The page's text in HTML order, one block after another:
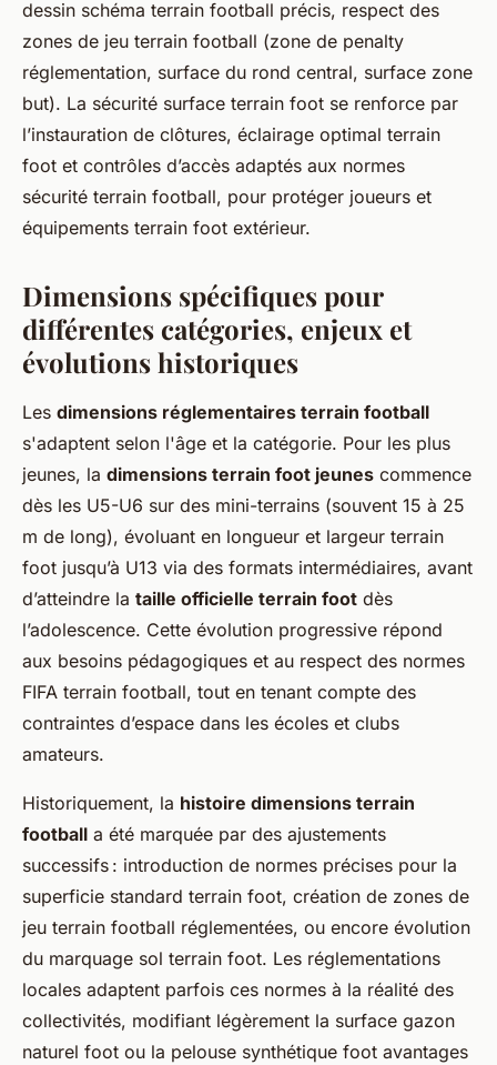
dessin schéma terrain football précis, respect des
zones de jeu terrain football (zone de penalty
réglementation, surface du rond central, surface zone
but). La sécurité surface terrain foot se renforce par
l’instauration de clôtures, éclairage optimal terrain
foot et contrôles d’accès adaptés aux normes
sécurité terrain football, pour protéger joueurs et
équipements terrain foot extérieur.
Dimensions spécifiques pour
différentes catégories, enjeux et
évolutions historiques
Les dimensions réglementaires terrain football
s'adaptent selon l'âge et la catégorie. Pour les plus
jeunes, la dimensions terrain foot jeunes commence
dès les U5-U6 sur des mini-terrains (souvent 15 à 25
m de long), évoluant en longueur et largeur terrain
foot jusqu’à U13 via des formats intermédiaires, avant
d’atteindre la taille officielle terrain foot dès
l’adolescence. Cette évolution progressive répond
aux besoins pédagogiques et au respect des normes
FIFA terrain football, tout en tenant compte des
contraintes d’espace dans les écoles et clubs
amateurs.
Historiquement, la histoire dimensions terrain
football a été marquée par des ajustements
successifs : introduction de normes précises pour la
superficie standard terrain foot, création de zones de
jeu terrain football réglementées, ou encore évolution
du marquage sol terrain foot. Les réglementations
locales adaptent parfois ces normes à la réalité des
collectivités, modifiant légèrement la surface gazon
naturel foot ou la pelouse synthétique foot avantages